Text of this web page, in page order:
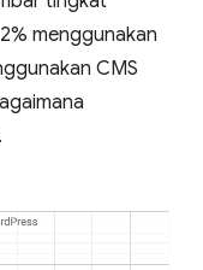
menggunakan
CMS